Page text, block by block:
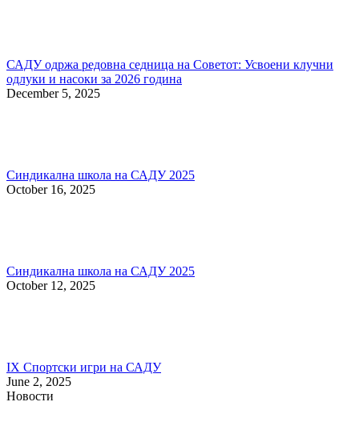
САДУ одржа редовна седница на Советот: Усвоени клучни
одлуки и насоки за 2026 година
December 5, 2025
Синдикална школа на САДУ 2025
October 16, 2025
Синдикална школа на САДУ 2025
October 12, 2025
IX Спортски игри на САДУ
June 2, 2025
Новости